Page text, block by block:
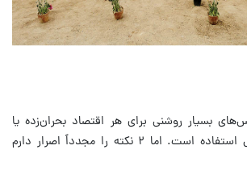
بسیار روشنی برای هر اقتصاد بحران‌زده یا
اقتصاد پساجنگی، قابل استفاده است. اما ۲ نکته را مجدداً اصرار دارم